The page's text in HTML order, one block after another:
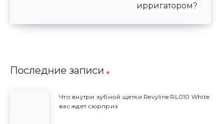
ирригатором?
Последние записи
Что внутри зубной щетки Revyline RL010 White:
вас ждет сюрприз